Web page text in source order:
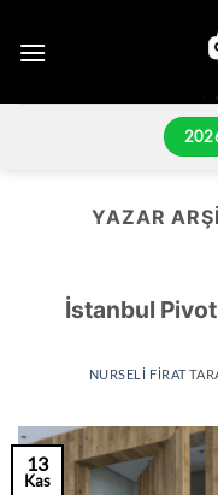
atla
YAZAR
İstanbul Pivot
NURSELI FIRAT
13
Kas